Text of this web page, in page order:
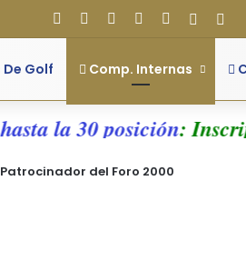
Facebook Flickr YouTubeInstagram
Acceso
De Golf Comp. Internas
la 30 posición:
Patrocinador del Foro 2000